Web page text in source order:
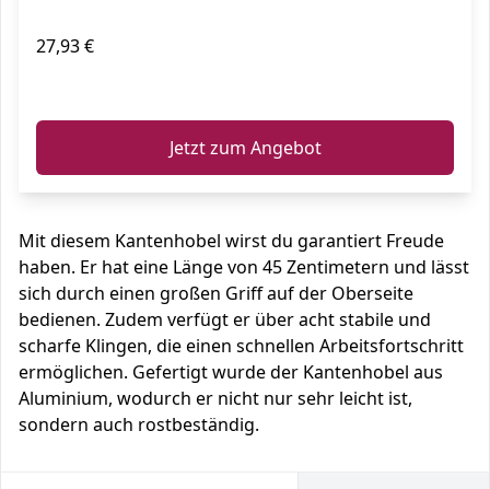
27,93 €
Jetzt zum Angebot
Mit diesem Kantenhobel wirst du garantiert Freude
haben. Er hat eine Länge von 45 Zentimetern und lässt
sich durch einen großen Griff auf der Oberseite
bedienen. Zudem verfügt er über acht stabile und
scharfe Klingen, die einen schnellen Arbeitsfortschritt
ermöglichen. Gefertigt wurde der Kantenhobel aus
Aluminium, wodurch er nicht nur sehr leicht ist,
sondern auch rostbeständig.